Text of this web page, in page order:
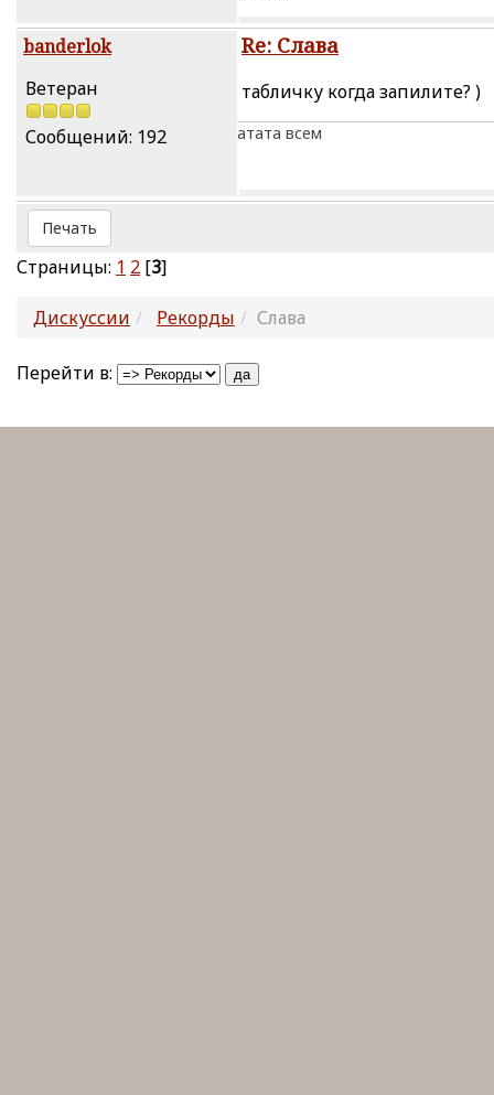
banderlok
Ветеран
Сообщений: 192
Re: Слава
табличку когда запилите? )
атата всем
Печать
Страницы: 1 2 [3]
Дискуссии Рекорды Слава
Перейти в: